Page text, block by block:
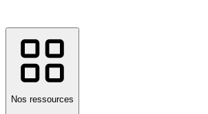
Nos ressources